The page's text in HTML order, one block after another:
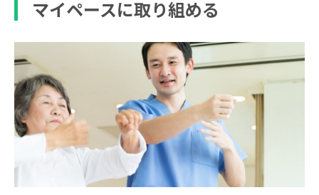
マイペースに取り組める